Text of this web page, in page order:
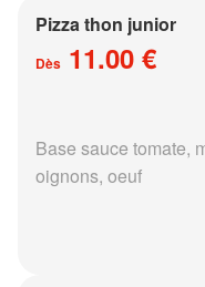
Pizza thon junior
Dès 11.00 €
Base sauce tomate,
oignons, oeuf